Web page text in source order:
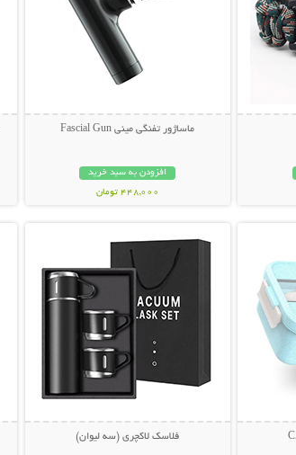
ماساژور تفنگی مینی Fascial Gun
افزودن به سبد خرید
448,000 تومان
فلاسک لاکچری (سه لیوان)